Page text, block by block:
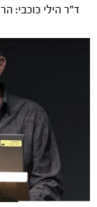
ד"ר הילי כוכבי: